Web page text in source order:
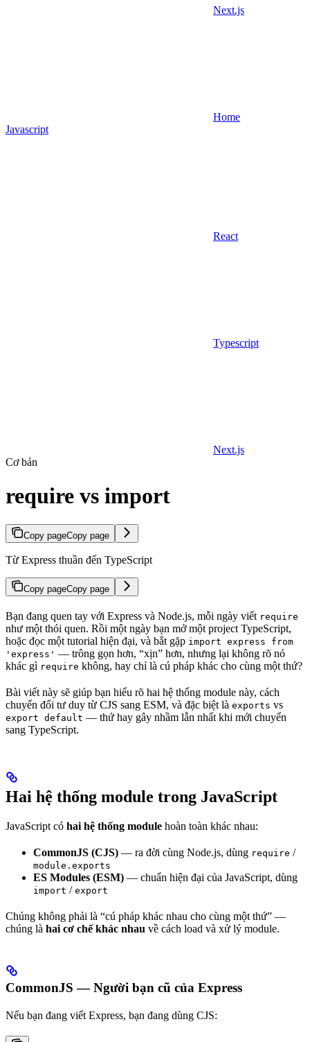
Next.js
Home
Javascript
React
Typescript
Next.js
Cơ bản
require vs import
Copy pageCopy page
Từ Express thuần đến TypeScript
Copy pageCopy page
Bạn đang quen tay với Express và Node.js, mỗi ngày viết require
như một thói quen. Rồi một ngày bạn mở một project TypeScript,
hoặc đọc một tutorial hiện đại, và bắt gặp import express from
'express' — trông gọn hơn, “xịn” hơn, nhưng lại không rõ nó
khác gì require không, hay chỉ là cú pháp khác cho cùng một thứ?
Bài viết này sẽ giúp bạn hiểu rõ hai hệ thống module này, cách
chuyển đổi tư duy từ CJS sang ESM, và đặc biệt là exports vs
export default — thứ hay gây nhầm lẫn nhất khi mới chuyển
sang TypeScript.
Hai hệ thống module trong JavaScript
JavaScript có hai hệ thống module hoàn toàn khác nhau:
CommonJS (CJS) — ra đời cùng Node.js, dùng require /
module.exports
ES Modules (ESM) — chuẩn hiện đại của JavaScript, dùng
import / export
Chúng không phải là “cú pháp khác nhau cho cùng một thứ” —
chúng là hai cơ chế khác nhau về cách load và xử lý module.
CommonJS — Người bạn cũ của Express
Nếu bạn đang viết Express, bạn đang dùng CJS: